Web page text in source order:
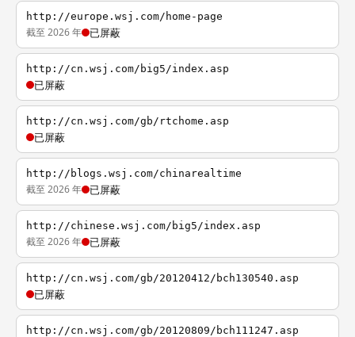
http://europe.wsj.com/home-page
截至 2026 年 已屏蔽
http://cn.wsj.com/big5/index.asp
已屏蔽
http://cn.wsj.com/gb/rtchome.asp
已屏蔽
http://blogs.wsj.com/chinarealtime
截至 2026 年 已屏蔽
http://chinese.wsj.com/big5/index.asp
截至 2026 年 已屏蔽
http://cn.wsj.com/gb/20120412/bch130540.asp
已屏蔽
http://cn.wsj.com/gb/20120809/bch111247.asp